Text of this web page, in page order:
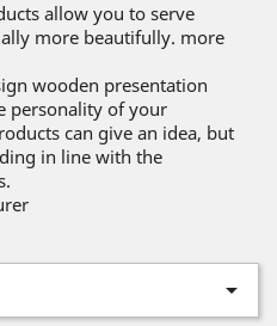
allow you to serve
more beautifully. more
wooden presentation
personality of your
can give an idea, but
in line with the
